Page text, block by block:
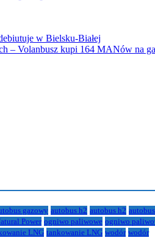
w Bielsku-Białej
– Volanbusz kupi 164 MANów na
gazowy autobus h2 autobus h2
Power ogniwo paliwowe ogniwo
LNG tankowanie LNG wodór wodór